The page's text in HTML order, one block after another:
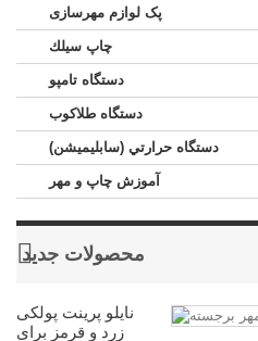
پک لوازم مهرسازی
چاپ سيلك
دستگاه تامپو
دستگاه طلاکوب
دستگاه حرارتي (سابليميشن)
آموزش چاپ و مهر
محصولات جدید
نایلو پرینت پولکی
زرد و قرمز برای